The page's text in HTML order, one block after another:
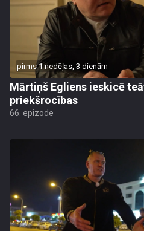
pirms 1 nedēļas, 3 dienām
Mārtiņš Egliens ieskicē
priekšrocības
66. epizode